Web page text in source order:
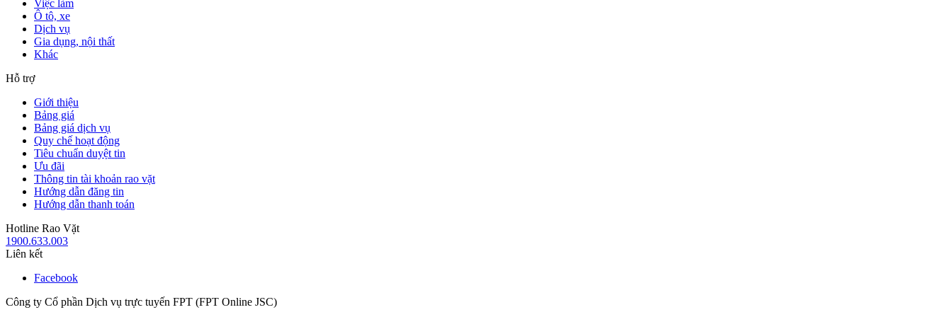
Việc làm
Ô tô, xe
Dịch vụ
Gia dụng, nội thất
Khác
Hỗ trợ
Giới thiệu
Bảng giá
Bảng giá dịch vụ
Quy chế hoạt động
Tiêu chuẩn duyệt tin
Ưu đãi
Thông tin tài khoản rao vặt
Hướng dẫn đăng tin
Hướng dẫn thanh toán
Hotline Rao Vặt
1900.633.003
Liên kết
Facebook
Công ty Cổ phần Dịch vụ trực tuyến FPT (FPT Online JSC)